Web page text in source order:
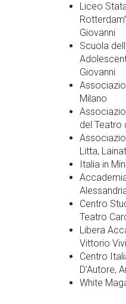
Liceo
Giovanni
Scuola
Giovanni
Milano
del Teatro
Litta,
Italia in
Centro
Teatro
Libera
Vittorio
Centro
D’Autore,
White